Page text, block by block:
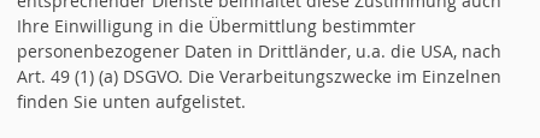
07.08.2026, 17:30 UhrTraditionelle
Hoketse des SPD-Ortsvereins
Ihre Einwilligung in die Übermittlung bestimmter
personenbezogener Daten in Drittländer, u.a. die USA, nach
Art. 49 (1) (a) DSGVO. Die Verarbeitungszwecke im Einzelnen
finden Sie unten aufgelistet.